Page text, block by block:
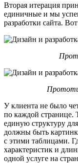
Вторая итерация
единичные и мы
разработки сайта.
У клиента не было
по каждой странице.
единую структуру
должны быть
с этими таблицами.
характеристик и
одной услуге на